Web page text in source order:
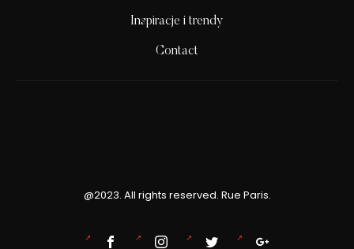
Inspiracje i trendy
Contact
@2023. All rights reserved. Rue Paris.